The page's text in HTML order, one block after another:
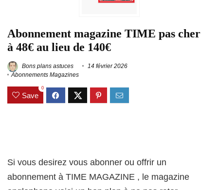
Abonnement magazine TIME pas cher
à 48€ au lieu de 140€
Bons plans astuces
14 février 2026
Abonnements Magazines
Save
0
Si vous desirez vous abonner ou offrir un
abonnement à TIME MAGAZINE , le magazine